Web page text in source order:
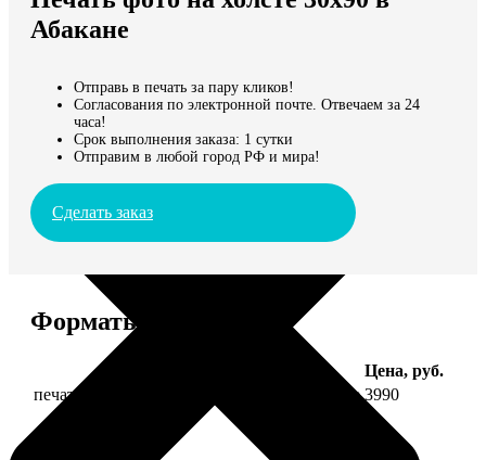
Продолжить без города
Абакане
Отправь в печать за пару кликов!
Согласования по электронной почте. Отвечаем за 24
часа!
Срок выполнения заказа: 1 сутки
Отправим в любой город РФ и мира!
Сделать заказ
Форматы и цены
Цена, руб.
печать фото на холсте 30х90 на подрамнике 3990